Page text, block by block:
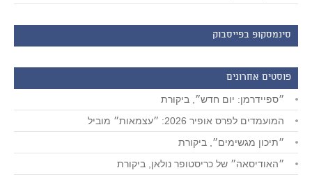
סינמסקופ בפייסבוק
פוסטים אחרונים
״ספיידרמן: יום חדש״, ביקורת
המועמדים לפרס אופיר 2026: ״עצמאות״ מוביל
״תיכון מגשימים״, ביקורת
״האודיסאה״ של כריסטופר נולאן, ביקורת